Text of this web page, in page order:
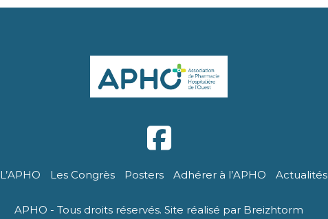
L’APHO Les Congrès Posters Adhérer à l’APHO Actualités
APHO - Tous droits réservés. Site réalisé par Breizhtorm